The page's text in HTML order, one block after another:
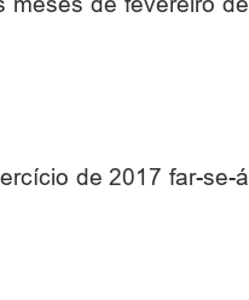
de 2017 far-se-á